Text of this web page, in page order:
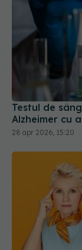
Testul de
Alzheimer cu
28 apr 2026, 15:20